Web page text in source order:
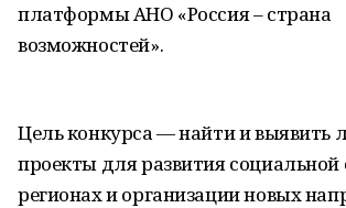
платформы АНО «Россия – страна
возможностей».
Цель конкурса — найти и выявить
проекты для развития социальной
регионах и организации новых